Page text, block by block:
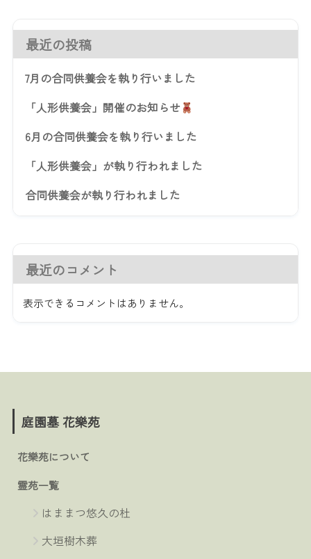
最近の投稿
7月の合同供養会を執り行いました
「人形供養会」開催のお知らせ
6月の合同供養会を執り行いました
「人形供養会」が執り行われました
合同供養会が執り行われました
最近のコメント
表示できるコメントはありません。
庭園墓 花樂苑
花樂苑について
霊苑一覧
はままつ悠久の杜
大垣樹木葬